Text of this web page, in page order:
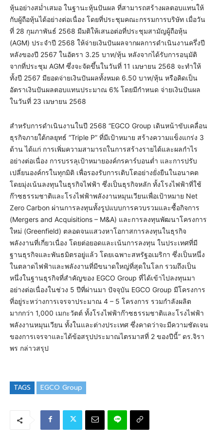
หุ้นอย่างสม่ำเสมอ ในฐานะหุ้นปันผล ที่สามารถสร้างผลตอบแทนให้
กับผู้ถือหุ้นได้อย่างต่อเนื่อง โดยที่ประชุมคณะกรรมการบริษัท เมื่อวัน
ที่ 28 กุมภาพันธ์ 2568 มีมติให้เสนอต่อที่ประชุมสามัญผู้ถือหุ้น
(AGM) ประจำปี 2568 ให้จ่ายเงินปันผลจากผลการดำเนินงานครึ่งปี
หลังของปี 2567 ในอัตรา 3.25 บาท/หุ้น หลังจากได้รับการอนุมัติ
จากที่ประชุม AGM ซึ่งจะจัดขึ้นในวันที่ 11 เมษายน 2568 จะทำให้
ทั้งปี 2567 มียอดจ่ายเงินปันผลทั้งหมด 6.50 บาท/หุ้น หรือคิดเป็น
อัตราเงินปันผลตอบแทนประมาณ 6% โดยมีกำหนด จ่ายเงินปันผล
ในวันที่ 23 เมษายน 2568
สำหรับการดำเนินงานในปี 2568 “EGCO Group เดินหน้าขับเคลื่อน
ธุรกิจภายใต้กลยุทธ์ “Triple P” ที่มีเป้าหมาย สร้างความแข็งแกร่ง 3
ด้าน ได้แก่ การเพิ่มความสามารถในการสร้างรายได้และผลกำไร
อย่างต่อเนื่อง การบรรลุเป้าหมายองค์กรคาร์บอนต่ำ และการปรับ
เปลี่ยนองค์กรในทุกมิติ เพื่อรองรับการเติบโตอย่างยั่งยืนในอนาคต
โดยมุ่งเน้นลงทุนในธุรกิจไฟฟ้า ซึ่งเป็นธุรกิจหลัก ทั้งโรงไฟฟ้าที่ใช้
ก๊าซธรรมชาติและโรงไฟฟ้าพลังงานหมุนเวียนเพื่อเป้าหมาย Net
Zero Carbon ผ่านการลงทุนทั้งรูปแบบการควบรวมและซื้อกิจการ
(Mergers and Acquisitions – M&A) และการลงทุนพัฒนาโครงการ
ใหม่ (Greenfield) ตลอดจนแสวงหาโอกาสการลงทุนในธุรกิจ
พลังงานที่เกี่ยวเนื่อง โดยต่อยอดและเน้นการลงทุน ในประเทศที่มี
ฐานธุรกิจและพันธมิตรอยู่แล้ว โดยเฉพาะสหรัฐอเมริกา ซึ่งเป็นหนึ่ง
ในตลาดไฟฟ้าและพลังงานที่มีขนาดใหญ่ที่สุดในโลก รวมถึงเป็น
หนึ่งในฐานธุรกิจที่สำคัญของ EGCO Group ที่ได้เข้าไปลงทุนมา
อย่างต่อเนื่องในช่วง 5 ปีที่ผ่านมา ปัจจุบัน EGCO Group มีโครงการ
ที่อยู่ระหว่างการเจรจาประมาณ 4 – 5 โครงการ รวมกำลังผลิต
มากกว่า 1,000 เมกะวัตต์ ทั้งโรงไฟฟ้าก๊าซธรรมชาติและโรงไฟฟ้า
พลังงานหมุนเวียน ทั้งในและต่างประเทศ ซึ่งคาดว่าจะมีความชัดเจน
ของการเจรจาและได้ข้อสรุปประมาณไตรมาสที่ 2 ของปีนี้” ดร.จิรา
พร กล่าวสรุป
TAGS EGCO Group